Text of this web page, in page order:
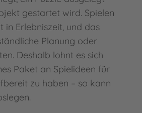
gestartet wird. Spielen
in Erlebniszeit, und das
Planung oder
Deshalb lohnt es sich
Paket an Spielideen für
zu haben – so kann